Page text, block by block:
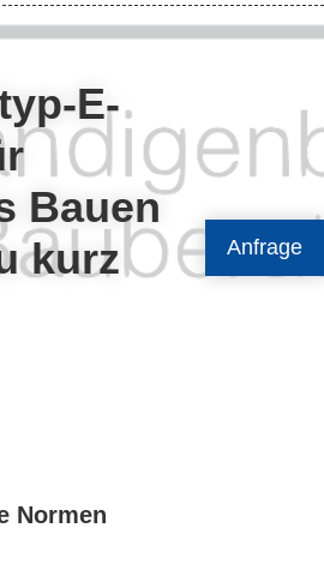
Anfrage
E-
Bauen
kurz
Normen